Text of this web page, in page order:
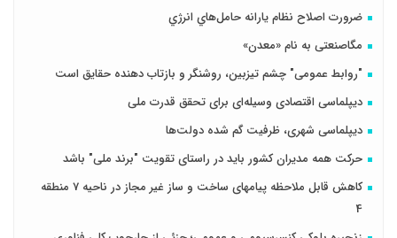
ضرورت اصلاح نظام يارانه حامل‌هاي انرژي
مگاصنعتی به نام «معدن»
"روابط عمومی" چشم تیزبین، روشنگر و بازتاب دهنده حقایق است
دیپلماسی اقتصادی وسیله‌ای برای تحقق قدرت ملی
دیپلماسی شهری، ظرفیت گم شده دولت‌ها
حرکت همه مدیران کشور باید در راستای تقویت "برند ملی" باشد
کاهش قابل ملاحظه پیامهای ساخت و ساز غیر مجاز در ناحیه 7 منطقه
4